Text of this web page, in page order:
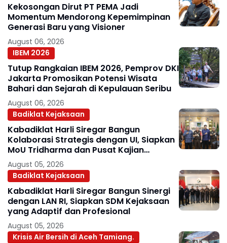
Kekosongan Dirut PT PEMA Jadi
Momentum Mendorong Kepemimpinan
Generasi Baru yang Visioner
August 06, 2026
IBEM 2026
Tutup Rangkaian IBEM 2026, Pemprov DKI
Jakarta Promosikan Potensi Wisata
Bahari dan Sejarah di Kepulauan Seribu
August 06, 2026
Badiklat Kejaksaan
Kabadiklat Harli Siregar Bangun
Kolaborasi Strategis dengan UI, Siapkan
MoU Tridharma dan Pusat Kajian
Kejaksaan
August 05, 2026
Badiklat Kejaksaan
Kabadiklat Harli Siregar Bangun Sinergi
dengan LAN RI, Siapkan SDM Kejaksaan
yang Adaptif dan Profesional
August 05, 2026
Krisis Air Bersih di Aceh Tamiang.